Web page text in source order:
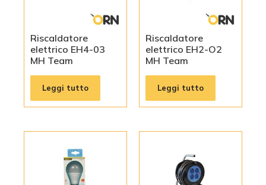
Riscaldatore
elettrico EH4-03
MH Team
Leggi tutto
Riscaldatore
elettrico EH2-O2
MH Team
Leggi tutto